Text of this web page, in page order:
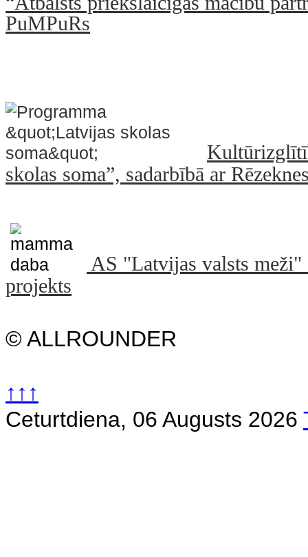
PuMPuRs
skolas soma”, sadarbībā ar
AS "Latvijas valsts
projekts
© ALLROUNDER
↑↑↑
Ceturtdiena, 06 Augusts 2026